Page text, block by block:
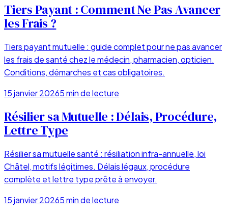
Tiers Payant : Comment Ne Pas Avancer
les Frais ?
Tiers payant mutuelle : guide complet pour ne pas avancer
les frais de santé chez le médecin, pharmacien, opticien.
Conditions, démarches et cas obligatoires.
15 janvier 20265min de lecture
Résilier sa Mutuelle : Délais, Procédure,
Lettre Type
Résilier sa mutuelle santé : résiliation infra-annuelle, loi
Châtel, motifs légitimes. Délais légaux, procédure
complète et lettre type prête à envoyer.
15 janvier 20265min de lecture